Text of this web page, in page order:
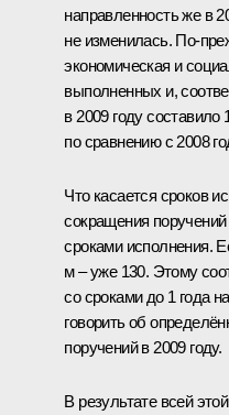
направленность же в
не изменилась.
экономическая и
выполненных и,
в 2009 году
по сравнению с 2008
Что касается сроков
сокращения
сроками исполнения.
м – уже 130. Этому
со сроками до 1 года
говорить об
поручений в 2009 году.
В результате всей